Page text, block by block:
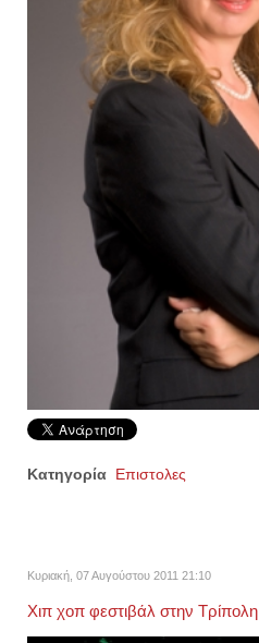
Κατηγορία Επιστολες
Κυριακή, 07 Αυγούστου 2011 21:10
Χιπ χοπ φεστιβάλ στην Τρίπολη